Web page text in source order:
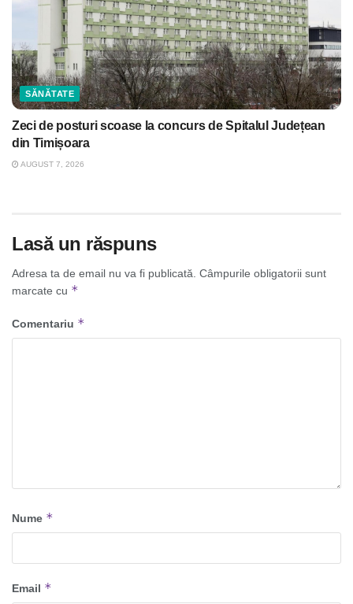
SĂNĂTATE
Zeci de posturi scoase la concurs de Spitalul Județean
din Timișoara
AUGUST 7, 2026
Lasă un răspuns
Adresa ta de email nu va fi publicată. Câmpurile obligatorii sunt
marcate cu *
Comentariu *
Nume *
Email *